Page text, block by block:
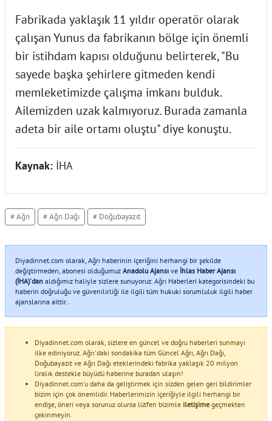
Fabrikada yaklaşık 11 yıldır operatör olarak
çalışan Yunus da fabrikanın bölge için önemli
bir istihdam kapısı olduğunu belirterek, "Bu
sayede başka şehirlere gitmeden kendi
memleketimizde çalışma imkanı bulduk.
Ailemizden uzak kalmıyoruz. Burada zamanla
adeta bir aile ortamı oluştu" diye konuştu.
Kaynak: İHA
# Ağrı # Ağrı Dağı # Doğubayazıt
Diyadinnet.com olarak, Ağrı haberinin içeriğini herhangi bir şekilde
değiştirmeden, abonesi olduğumuz Anadolu Ajansı ve İhlas Haber Ajansı
(İHA)'dan aldığımız haliyle sizlere sunuyoruz. Ağrı Haberleri kategorisindeki bu
haberin doğruluğu ve güvenilirliği ile ilgili tüm hukuki sorumluluk ilgili haber
ajanslarına aittir..
Diyadinnet.com olarak, sizlere en güncel ve doğru haberleri sunmayı
ilke ediniyoruz. Ağrı'daki sondakika tüm Güncel Ağrı, Ağrı Dağı,
Doğubayazıt ve Ağrı Dağı eteklerindeki fabrika yaklaşık 20 milyon
liralık destekle büyüdü haberine buradan ulaşın!
Diyadinnet.com'u daha da geliştirmek için sizden gelen geri bildirimler
bizim için çok önemlidir. Haberlerimizin içeriğiyle ilgili herhangi bir
endişe, öneri veya sorunuz olursa lütfen bizimle iletişime geçmekten
çekinmeyin.